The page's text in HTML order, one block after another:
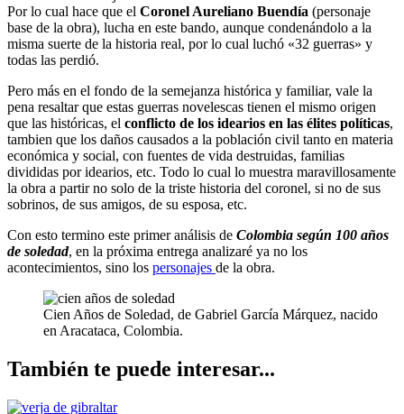
Por lo cual hace que el Coronel Aureliano Buendía (personaje
base de la obra), lucha en este bando, aunque condenándolo a la
misma suerte de la historia real, por lo cual luchó «32 guerras» y
todas las perdió.
Pero más en el fondo de la semejanza histórica y familiar, vale la
pena resaltar que estas guerras novelescas tienen el mismo origen
que las históricas, el conflicto de los idearios en las élites políticas,
tambien que los daños causados a la población civil tanto en materia
económica y social, con fuentes de vida destruidas, familias
divididas por idearios, etc. Todo lo cual lo muestra maravillosamente
la obra a partir no solo de la triste historia del coronel, si no de sus
sobrinos, de sus amigos, de su esposa, etc.
Con esto termino este primer análisis de Colombia según 100 años
de soledad, en la próxima entrega analizaré ya no los
acontecimientos, sino los personajes de la obra.
Cien Años de Soledad, de Gabriel García Márquez, nacido
en Aracataca, Colombia.
También te puede interesar...